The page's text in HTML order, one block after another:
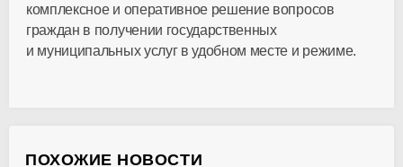
комплексное и оперативное решение вопросов
граждан в получении государственных
и муниципальных услуг в удобном месте и режиме.
ПОХОЖИЕ НОВОСТИ